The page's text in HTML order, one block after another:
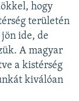
hogy
területén
ide, de
A magyar
a kistérség
kiválóan